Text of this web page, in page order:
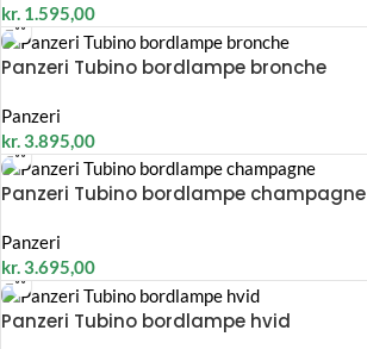
kr. 1.595,00
Panzeri Tubino bordlampe bronche
Panzeri
kr. 3.895,00
Panzeri Tubino bordlampe champagne
Panzeri
kr.3.695,00
Panzeri Tubino bordlampe hvid